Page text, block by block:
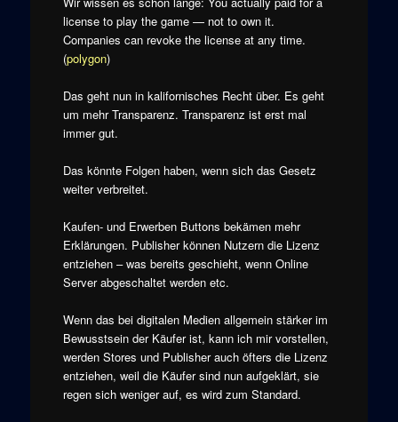
license to play the game — not to own it.
Companies can revoke the license at any time.
(polygon)
Das geht nun in kalifornisches Recht über. Es geht
um mehr Transparenz. Transparenz ist erst mal
immer gut.
Das könnte Folgen haben, wenn sich das Gesetz
weiter verbreitet.
Kaufen- und Erwerben Buttons bekämen mehr
Erklärungen. Publisher können Nutzern die Lizenz
entziehen – was bereits geschieht, wenn Online
Server abgeschaltet werden etc.
Wenn das bei digitalen Medien allgemein stärker im
Bewusstsein der Käufer ist, kann ich mir vorstellen,
werden Stores und Publisher auch öfters die Lizenz
entziehen, weil die Käufer sind nun aufgeklärt, sie
regen sich weniger auf, es wird zum Standard.